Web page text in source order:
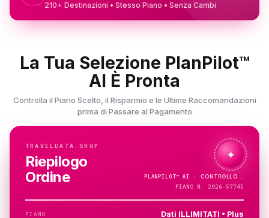
210+ Destinazioni • Stesso Piano • Senza Cambi
La Tua Selezione PlanPilot™
AI È Pronta
Controlla il Piano Scelto, il Risparmio e le Ultime Raccomandazioni
prima di Passare al Pagamento
TRAVELDATA.SHOP
Riepilogo
Ordine
✦
PLANPILOT™AI ·
PIANO N. 2026-57745
PIANO Dati ILLIMITATI • Plus